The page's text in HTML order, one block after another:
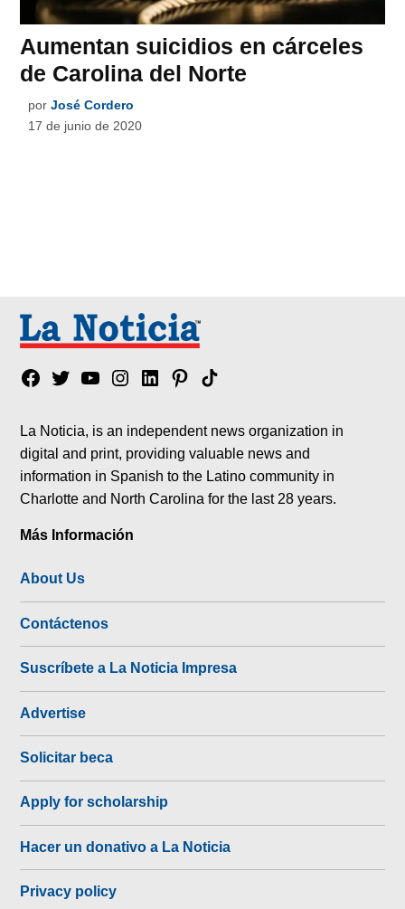
Aumentan suicidios en cárceles
de Carolina del Norte
por José Cordero
17 de junio de 2020
Facebook
TwitterYouTubeInstagram
LinkedinPinterest
Tik
La Noticia, is an independent news organization in
digital and print, providing valuable news and
information in Spanish to the Latino community in
Charlotte and North Carolina for the last 28 years.
Más Información
About Us
Contáctenos
Suscríbete a La Noticia Impresa
Advertise
Solicitar beca
Apply for scholarship
Hacer un donativo a La Noticia
Privacy policy